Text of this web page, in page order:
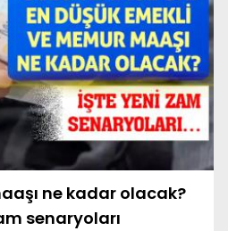
ne kadar olacak?
senaryoları